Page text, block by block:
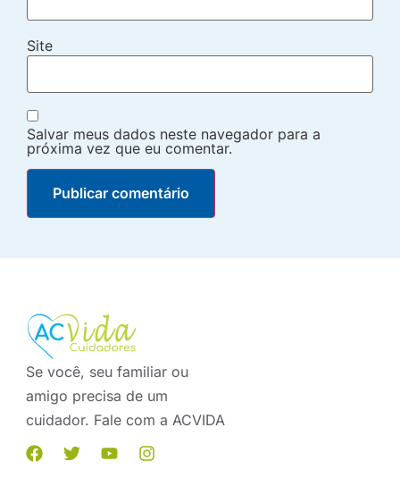
Site
Salvar meus dados neste navegador para a
próxima vez que eu comentar.
Se você, seu familiar ou
amigo precisa de um
cuidador. Fale com a ACVIDA